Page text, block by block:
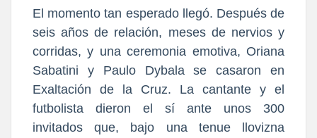
El momento tan esperado llegó. Después de
seis años de relación, meses de nervios y
corridas, y una ceremonia emotiva, Oriana
Sabatini y Paulo Dybala se casaron en
Exaltación de la Cruz. La cantante y el
futbolista dieron el sí ante unos 300
invitados que, bajo una tenue llovizna